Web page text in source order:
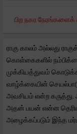
பிற நகர
ராகு காலம் அல்லது
கொள்கைகளில்
முக்கியத்துவம்
வாழ்க்கையின்
அவசியம் என்ற
அதன் பயன் என்ன
அழைக்கப்படும் இந்த